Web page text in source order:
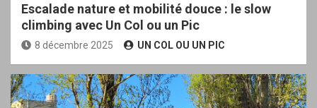
Escalade nature et mobilité douce : le slow
climbing avec Un Col ou un Pic
8 décembre 2025 UN COL OU UN PIC